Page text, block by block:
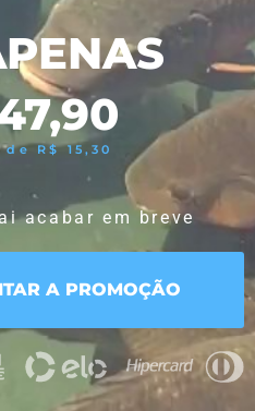
R$ 15,30
acabar em breve
A PROMOÇÃO